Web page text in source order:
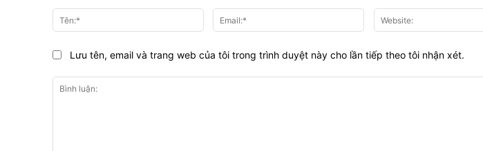
Tên:* Email:*
Lưu tên, email và trang web của tôi trong trình duyệt này cho lần tiếp theo tôi nhận xét.